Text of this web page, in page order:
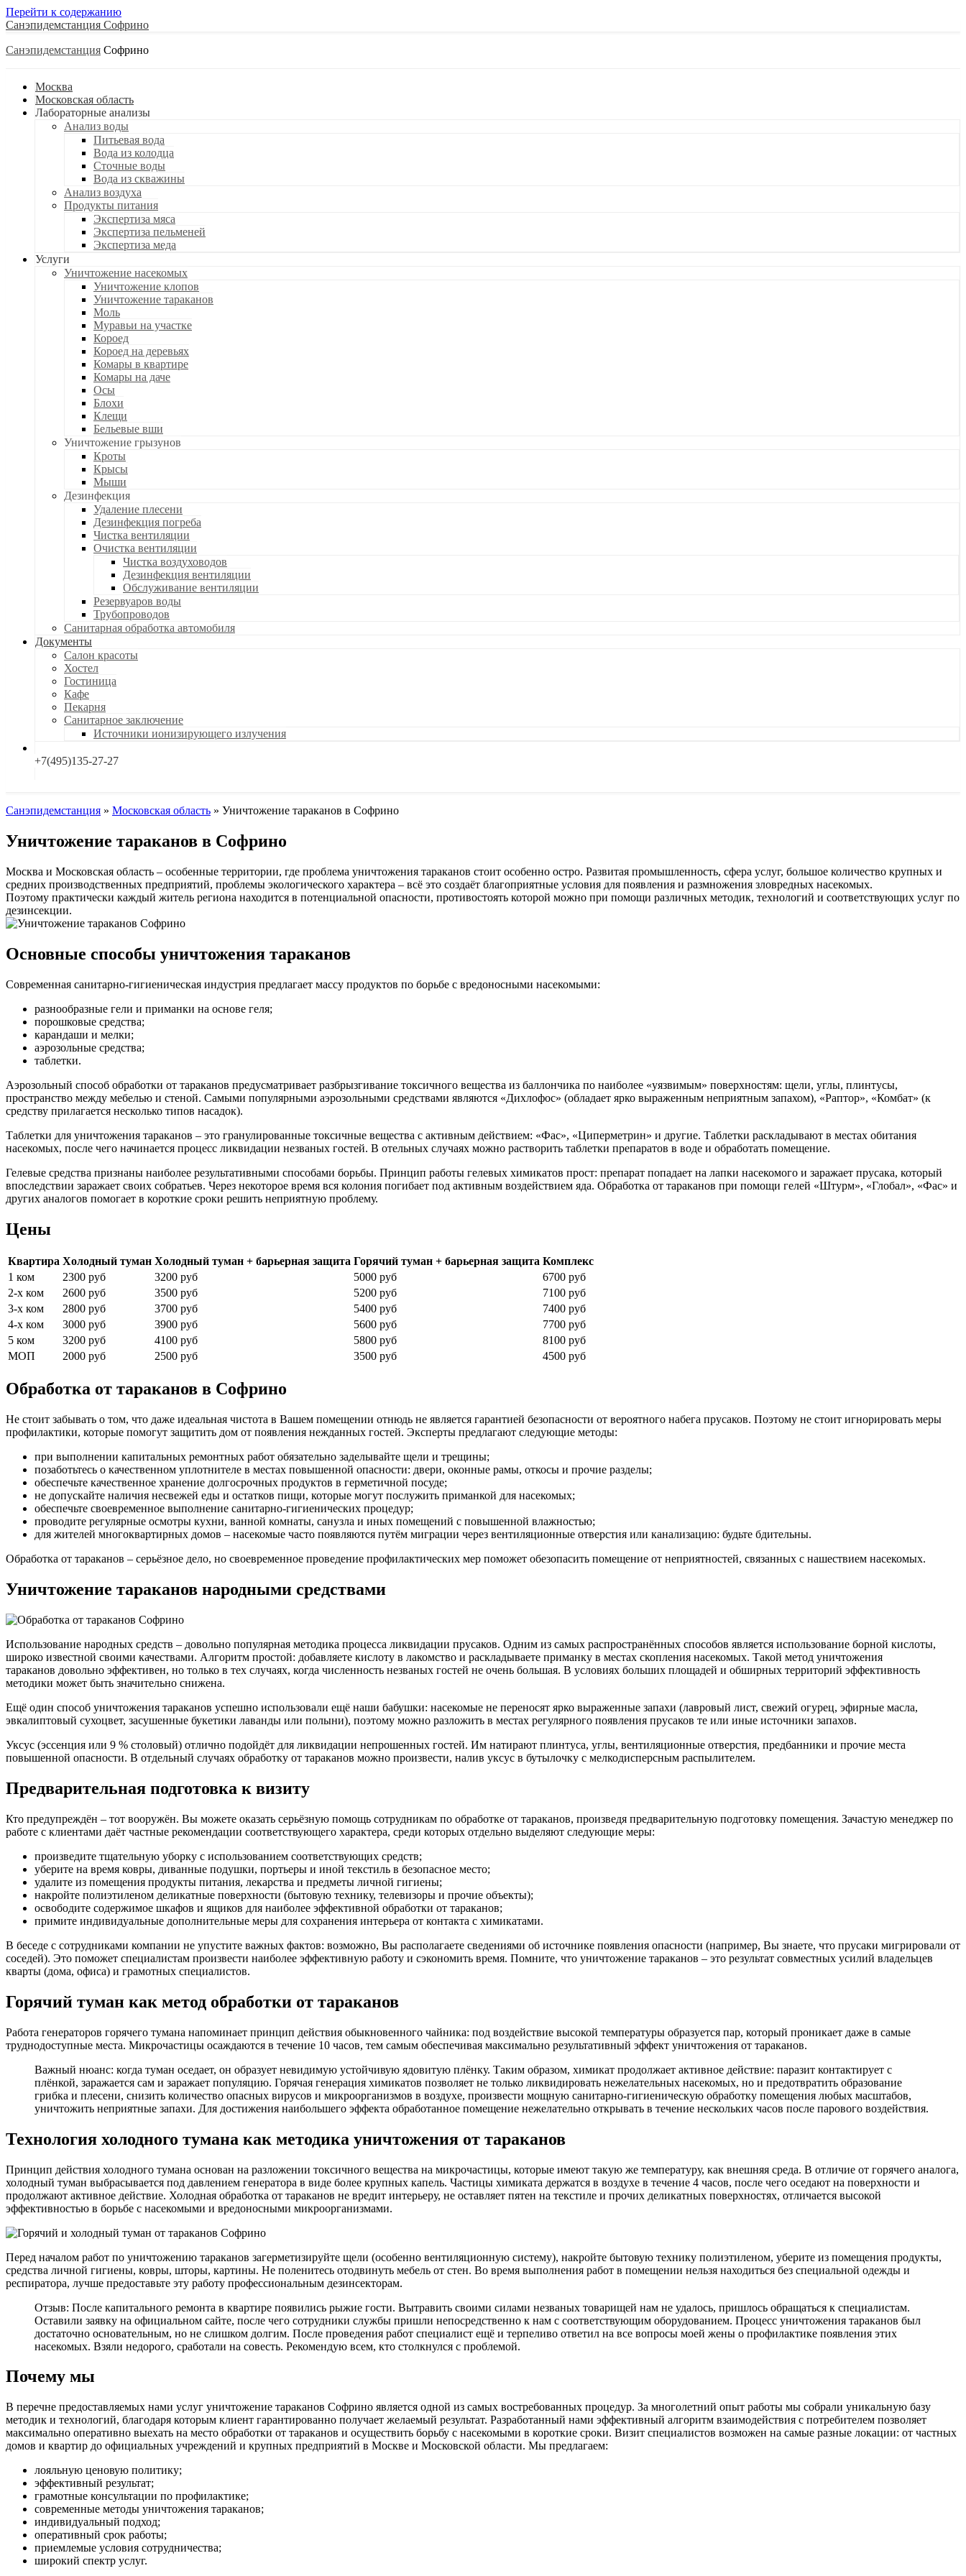
Перейти к содержанию
Санэпидемстанция
Санэпидемстанция
Москва
Московская область
Лабораторные анализы
Анализ воды
Питьевая вода
Вода из колодца
Сточные воды
Вода из скважины
Анализ воздуха
Продукты питания
Экспертиза мяса
Экспертиза пельменей
Экспертиза меда
Услуги
Уничтожение насекомых
Уничтожение клопов
Уничтожение тараканов
Моль
Муравьи на участке
Короед
Короед на деревьях
Комары в квартире
Комары на даче
Осы
Блохи
Клещи
Бельевые вши
Уничтожение грызунов
Кроты
Крысы
Мыши
Дезинфекция
Удаление плесени
Дезинфекция погреба
Чистка вентиляции
Очистка вентиляции
Чистка воздуховодов
Дезинфекция вентиляции
Обслуживание вентиляции
Резервуаров воды
Трубопроводов
Санитарная обработка автомобиля
Документы
Салон красоты
Хостел
Гостиница
Кафе
Пекарня
Санитарное заключение
Источники ионизирующего излучения
+7(495)135-27-27
Санэпидемстанция » Московская область » Уничтожение тараканов в Софрино
Уничтожение тараканов в Софрино
Москва и Московская область – особенные территории, где проблема уничтожения тараканов стоит особенно остро. Развитая промышленность, сфера услуг, большое количество крупных и
средних производственных предприятий, проблемы экологического характера – всё это создаёт благоприятные условия для появления и размножения зловредных насекомых.
Поэтому практически каждый житель региона находится в потенциальной опасности, противостоять которой можно при помощи различных методик, технологий и соответствующих услуг по
дезинсекции.
Основные способы уничтожения тараканов
Современная санитарно-гигиеническая индустрия предлагает массу продуктов по борьбе с вредоносными насекомыми:
разнообразные гели и приманки на основе геля;
порошковые средства;
карандаши и мелки;
аэрозольные средства;
таблетки.
Аэрозольный способ обработки от тараканов предусматривает разбрызгивание токсичного вещества из баллончика по наиболее «уязвимым» поверхностям: щели, углы, плинтусы,
пространство между мебелью и стеной. Самыми популярными аэрозольными средствами являются «Дихлофос» (обладает ярко выраженным неприятным запахом), «Раптор», «Комбат» (к
средству прилагается несколько типов насадок).
Таблетки для уничтожения тараканов – это гранулированные токсичные вещества с активным действием: «Фас», «Циперметрин» и другие. Таблетки раскладывают в местах обитания
насекомых, после чего начинается процесс ликвидации незваных гостей. В отельных случаях можно растворить таблетки препаратов в воде и обработать помещение.
Гелевые средства признаны наиболее результативными способами борьбы. Принцип работы гелевых химикатов прост: препарат попадает на лапки насекомого и заражает прусака, который
впоследствии заражает своих собратьев. Через некоторое время вся колония погибает под активным воздействием яда. Обработка от тараканов при помощи гелей «Штурм», «Глобал», «Фас» и
других аналогов помогает в короткие сроки решить неприятную проблему.
Цены
Квартира Холодный туман Холодный туман + барьерная защита Горячий туман + барьерная защита Комплекс
1 ком
2300 руб 3200 руб 5000 руб
6700 руб
2-х ком
2600 руб 3500 руб 5200 руб
7100 руб
3-х ком
2800 руб 3700 руб 5400 руб
7400 руб
4-х ком
3000 руб 3900 руб 5600 руб
7700 руб
5 ком
3200 руб 4100 руб 5800 руб
8100 руб
МОП
2000 руб 2500 руб 3500 руб 4500 руб
Обработка от тараканов в Софрино
Не стоит забывать о том, что даже идеальная чистота в Вашем помещении отнюдь не является гарантией безопасности от вероятного набега прусаков. Поэтому не стоит игнорировать меры
профилактики, которые помогут защитить дом от появления нежданных гостей. Эксперты предлагают следующие методы:
при выполнении капитальных ремонтных работ обязательно заделывайте щели и трещины;
позаботьтесь о качественном уплотнителе в местах повышенной опасности: двери, оконные рамы, откосы и прочие разделы;
обеспечьте качественное хранение долгосрочных продуктов в герметичной посуде;
не допускайте наличия несвежей еды и остатков пищи, которые могут послужить приманкой для насекомых;
обеспечьте своевременное выполнение санитарно-гигиенических процедур;
проводите регулярные осмотры кухни, ванной комнаты, санузла и иных помещений с повышенной влажностью;
для жителей многоквартирных домов – насекомые часто появляются путём миграции через вентиляционные отверстия или канализацию: будьте бдительны.
Обработка от тараканов – серьёзное дело, но своевременное проведение профилактических мер поможет обезопасить помещение от неприятностей, связанных с нашествием насекомых.
Уничтожение тараканов народными средствами
Использование народных средств – довольно популярная методика процесса ликвидации прусаков. Одним из самых распространённых способов является использование борной кислоты,
широко известной своими качествами. Алгоритм простой: добавляете кислоту в лакомство и раскладываете приманку в местах скопления насекомых. Такой метод уничтожения
тараканов довольно эффективен, но только в тех случаях, когда численность незваных гостей не очень большая. В условиях больших площадей и обширных территорий эффективность
методики может быть значительно снижена.
Ещё один способ уничтожения тараканов успешно использовали ещё наши бабушки: насекомые не переносят ярко выраженные запахи (лавровый лист, свежий огурец, эфирные масла,
эвкалиптовый сухоцвет, засушенные букетики лаванды или полыни), поэтому можно разложить в местах регулярного появления прусаков те или иные источники запахов.
Уксус (эссенция или 9 % столовый) отлично подойдёт для ликвидации непрошенных гостей. Им натирают плинтуса, углы, вентиляционные отверстия, предбанники и прочие места
повышенной опасности. В отдельный случаях обработку от тараканов можно произвести, налив уксус в бутылочку с мелкодисперсным распылителем.
Предварительная подготовка к визиту
Кто предупреждён – тот вооружён. Вы можете оказать серьёзную помощь сотрудникам по обработке от тараканов, произведя предварительную подготовку помещения. Зачастую менеджер по
работе с клиентами даёт частные рекомендации соответствующего характера, среди которых отдельно выделяют следующие меры:
произведите тщательную уборку с использованием соответствующих средств;
уберите на время ковры, диванные подушки, портьеры и иной текстиль в безопасное место;
удалите из помещения продукты питания, лекарства и предметы личной гигиены;
накройте полиэтиленом деликатные поверхности (бытовую технику, телевизоры и прочие объекты);
освободите содержимое шкафов и ящиков для наиболее эффективной обработки от тараканов;
примите индивидуальные дополнительные меры для сохранения интерьера от контакта с химикатами.
В беседе с сотрудниками компании не упустите важных фактов: возможно, Вы располагаете сведениями об источнике появления опасности (например, Вы знаете, что прусаки мигрировали от
соседей). Это поможет специалистам произвести наиболее эффективную работу и сэкономить время. Помните, что уничтожение тараканов – это результат совместных усилий владельцев
кварты (дома, офиса) и грамотных специалистов.
Горячий туман как метод обработки от тараканов
Работа генераторов горячего тумана напоминает принцип действия обыкновенного чайника: под воздействие высокой температуры образуется пар, который проникает даже в самые
труднодоступные места. Микрочастицы осаждаются в течение 10 часов, тем самым обеспечивая максимально результативный эффект уничтожения от тараканов.
Важный нюанс: когда туман оседает, он образует невидимую устойчивую ядовитую плёнку. Таким образом, химикат продолжает активное действие: паразит контактирует с
плёнкой, заражается сам и заражает популяцию. Горячая генерация химикатов позволяет не только ликвидировать нежелательных насекомых, но и предотвратить образование
грибка и плесени, снизить количество опасных вирусов и микроорганизмов в воздухе, произвести мощную санитарно-гигиеническую обработку помещения любых масштабов,
уничтожить неприятные запахи. Для достижения наибольшего эффекта обработанное помещение нежелательно открывать в течение нескольких часов после парового воздействия.
Технология холодного тумана как методика уничтожения от тараканов
Принцип действия холодного тумана основан на разложении токсичного вещества на микрочастицы, которые имеют такую же температуру, как внешняя среда. В отличие от горячего аналога,
холодный туман выбрасывается под давлением генератора в виде более крупных капель. Частицы химиката держатся в воздухе в течение 4 часов, после чего оседают на поверхности и
продолжают активное действие. Холодная обработка от тараканов не вредит интерьеру, не оставляет пятен на текстиле и прочих деликатных поверхностях, отличается высокой
эффективностью в борьбе с насекомыми и вредоносными микроорганизмами.
Перед началом работ по уничтожению тараканов загерметизируйте щели (особенно вентиляционную систему), накройте бытовую технику полиэтиленом, уберите из помещения продукты,
средства личной гигиены, ковры, шторы, картины. Не поленитесь отодвинуть мебель от стен. Во время выполнения работ в помещении нельзя находиться без специальной одежды и
респиратора, лучше предоставьте эту работу профессиональным дезинсекторам.
Отзыв: После капитального ремонта в квартире появились рыжие гости. Вытравить своими силами незваных товарищей нам не удалось, пришлось обращаться к специалистам.
Оставили заявку на официальном сайте, после чего сотрудники службы пришли непосредственно к нам с соответствующим оборудованием. Процесс уничтожения тараканов был
достаточно основательным, но не слишком долгим. После проведения работ специалист ещё и терпеливо ответил на все вопросы моей жены о профилактике появления этих
насекомых. Взяли недорого, сработали на совесть. Рекомендую всем, кто столкнулся с проблемой.
Почему мы
В перечне предоставляемых нами услуг уничтожение тараканов Софрино является одной из самых востребованных процедур. За многолетний опыт работы мы собрали уникальную базу
методик и технологий, благодаря которым клиент гарантированно получает желаемый результат. Разработанный нами эффективный алгоритм взаимодействия с потребителем позволяет
максимально оперативно выехать на место обработки от тараканов и осуществить борьбу с насекомыми в короткие сроки. Визит специалистов возможен на самые разные локации: от частных
домов и квартир до официальных учреждений и крупных предприятий в Москве и Московской области. Мы предлагаем:
лояльную ценовую политику;
эффективный результат;
грамотные консультации по профилактике;
современные методы уничтожения тараканов;
индивидуальный подход;
оперативный срок работы;
приемлемые условия сотрудничества;
широкий спектр услуг.